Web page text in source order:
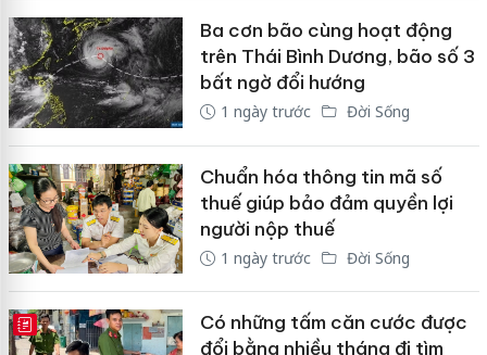
Ba cơn bão cùng hoạt động
trên Thái Bình Dương, bão số 3
bất ngờ đổi hướng
1 ngày trước Đời Sống
Chuẩn hóa thông tin mã số
thuế giúp bảo đảm quyền lợi
người nộp thuế
1 ngày trước Đời Sống
E-MAGAZINE
Có những tấm căn cước được
đổi bằng nhiều tháng đi tìm